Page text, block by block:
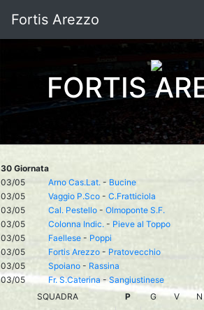
Fortis Arezzo
FORTIS
30 Giornata
03/05
Arno Cas.Lat. - Bucine
03/05
Vaggio P.Sco - C.Fratticiola
03/05
Cal. Pestello - Olmoponte S.F.
03/05
Colonna Indic. - Pieve al Toppo
03/05
Faellese - Poppi
03/05
Fortis Arezzo - Pratovecchio
03/05
Spoiano - Rassina
03/05
Fr. S.Caterina-Sangiustinese
SQUADRA
P G V N